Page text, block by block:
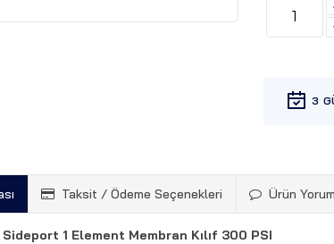
3
Taksit / Ödeme Seçenekleri Ürün
1 Element Membran Kılıf 300 PSI